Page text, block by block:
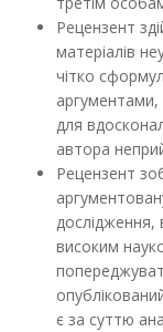
Рецензент
матеріалів
чітко
для
автора
Рецензент
дослідження,
високим
є за суттю